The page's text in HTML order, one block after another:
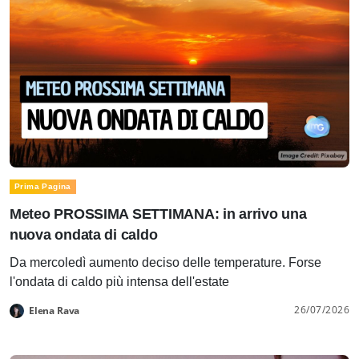
Prima Pagina
Meteo PROSSIMA SETTIMANA: in arrivo una
nuova ondata di caldo
Da mercoledì aumento deciso delle temperature. Forse
l'ondata di caldo più intensa dell'estate
Elena Rava 26/07/2026